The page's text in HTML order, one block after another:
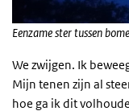
Eenzame ster tussen
We zwijgen. Ik
Mijn tenen zijn al
hoe ga ik dit